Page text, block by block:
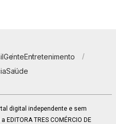
GenteEntretenimento
Saúde
digital independente e sem
TRES COMÉRCIO DE